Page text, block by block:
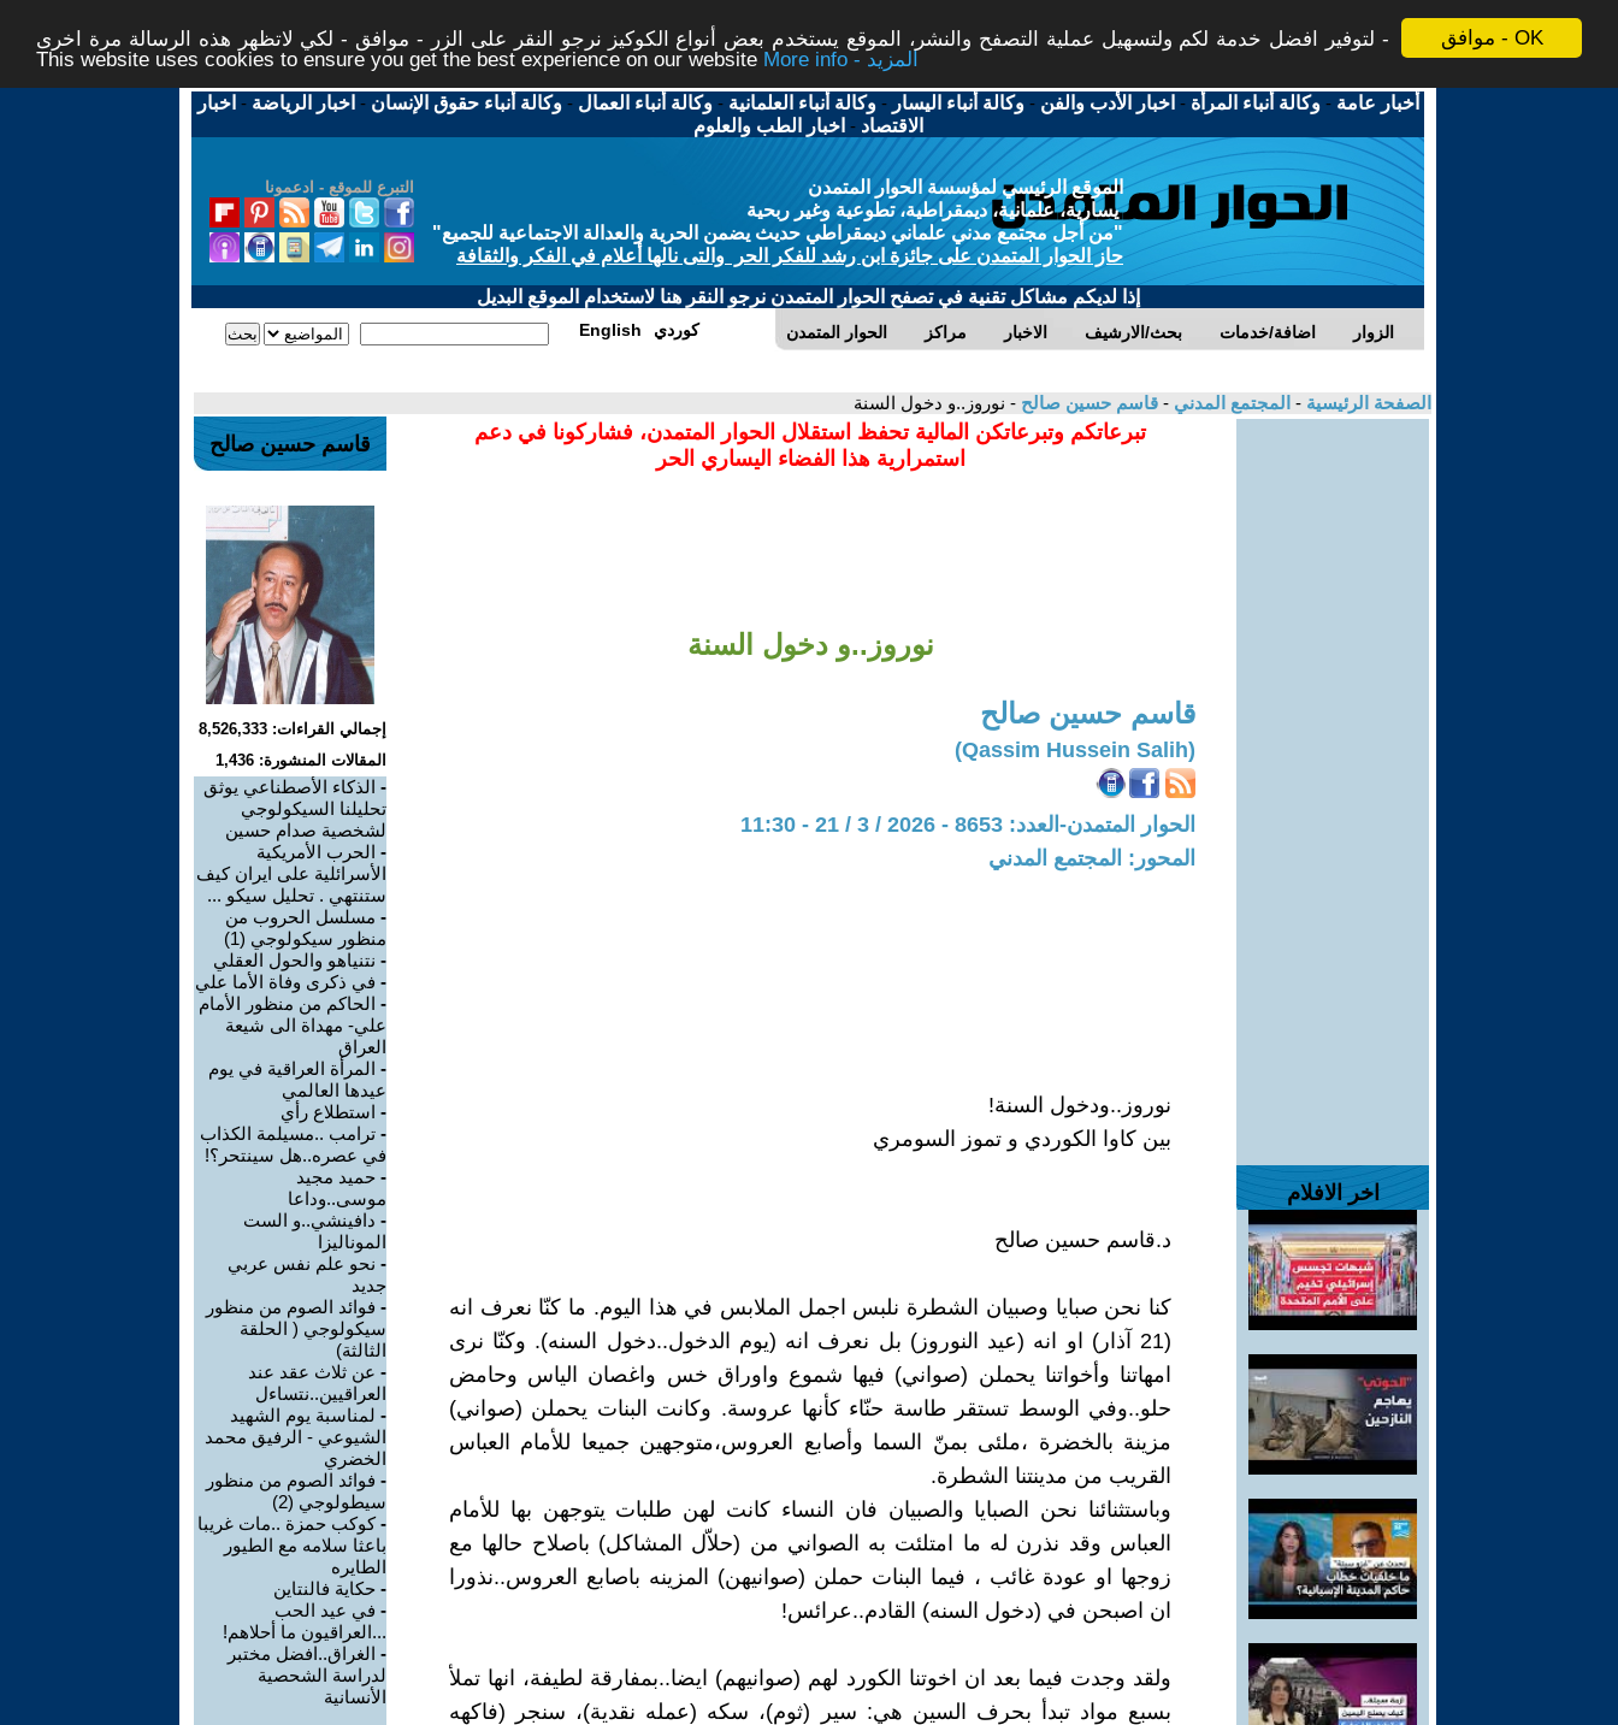
موافق - OK
لتوفير افضل خدمة لكم ولتسهيل عملية التصفح والنشر، الموقع يستخدم بعض أنواع الكوكيز نرجو النقر على الزر - موافق - لكي لاتظهر هذه الرسالة مرة اخرى -
This website uses cookies to ensure you get the best experience on our website
More info - المزيد
أخبار عامة -وكالة أنباء المرأة - اخبار الأدب والفن -وكالة أنباء اليسار -وكالة أنباء العلمانية -وكالة أنباء العمال -وكالة أنباء حقوق الإنسان - اخبار الرياضة - اخبار
الاقتصاد - اخبار الطب والعلوم
التبرع للموقع - ادعمونا
الموقع الرئيسي لمؤسسة الحوار المتمدن
يسارية، علمانية، ديمقراطية، تطوعية وغير ربحية
"من أجل مجتمع مدني علماني ديمقراطي حديث يضمن الحرية والعدالة الاجتماعية للجميع"
حاز الحوار المتمدن على جائزة ابن رشد للفكر الحر والتى نالها أعلام في الفكر والثقافة
إذا لديكم مشاكل تقنية في تصفح الحوار المتمدن نرجو النقر هنا لاستخدام الموقع البديل
الحوار المتمدن مراكز الاخبار بحث/الارشيف اضافة/خدمات الزوار English كوردي
الصفحة الرئيسية - المجتمع المدني - قاسم حسين صالح - نوروز..و دخول السنة
اخر الافلام
تبرعاتكم وتبرعاتكن المالية تحفظ استقلال الحوار المتمدن، فشاركونا في دعم
استمرارية هذا الفضاء اليساري الحر
نوروز..و دخول السنة
قاسم حسين صالح
(Qassim Hussein Salih)
الحوار المتمدن-العدد: 8653 - 2026 / 3 / 21 - 11:30
المحور: المجتمع المدني
نوروز..ودخول السنة!
بين كاوا الكوردي و تموز السومري
د.قاسم حسين صالح
كنا نحن صبايا وصبيان الشطرة نلبس اجمل الملابس في هذا اليوم. ما كنّا نعرف انه
(21 آذار) او انه (عيد النوروز) بل نعرف انه (يوم الدخول..دخول السنه). وكنّا نرى
امهاتنا وأخواتنا يحملن (صواني) فيها شموع واوراق خس واغصان الياس وحامض
حلو..وفي الوسط تستقر طاسة حنّاء كأنها عروسة. وكانت البنات يحملن (صواني)
مزينة بالخضرة ،ملئى بمنّ السما وأصابع العروس،متوجهين جميعا للأمام العباس
القريب من مدينتنا الشطرة.
وباستثنائنا نحن الصبايا والصبيان فان النساء كانت لهن طلبات يتوجهن بها للأمام
العباس وقد نذرن له ما امتلئت به الصواني من (حلاّل المشاكل) باصلاح حالها مع
زوجها او عودة غائب ، فيما البنات حملن (صوانيهن) المزينه باصابع العروس..نذورا
ان اصبحن في (دخول السنه) القادم..عرائس!
ولقد وجدت فيما بعد ان اخوتنا الكورد لهم (صوانيهم) ايضا..بمفارقة لطيفة، انها تملأ
بسبع مواد تبدأ بحرف السين هي: سير (ثوم)، سكه (عمله نقدية)، سنجر (فاكهه
قاسم حسين صالح
إجمالي القراءات: 8,526,333
المقالات المنشورة: 1,436
- الذكاء الأصطناعي يوثق
تحليلنا السيكولوجي
لشخصية صدام حسين
- الحرب الأمريكية
الأسرائلية على ايران كيف
ستنتهي . تحليل سيكو ...
- مسلسل الحروب من
منظور سيكولوجي (1)
- نتنياهو والحول العقلي
- في ذكرى وفاة الأما علي
- الحاكم من منظور الأمام
علي- مهداة الى شيعة
العراق
- المرأة العراقية في يوم
عيدها العالمي
- استطلاع رأي
- ترامب ..مسيلمة الكذاب
في عصره..هل سينتحر؟!
- حميد مجيد
موسى..وداعا
- دافينشي..و الست
الموناليزا
- نحو علم نفس عربي
جديد
- فوائد الصوم من منظور
سيكولوجي ( الحلقة
الثالثة)
- عن ثلاث عقد عند
العراقيين..نتساءل
- لمناسبة يوم الشهيد
الشيوعي - الرفيق محمد
الخضري
- فوائد الصوم من منظور
سيطولوجي (2)
-كوكب حمزة ..مات غريبا
باعثا سلامه مع الطيور
الطايره
- حكاية فالنتاين
- في عيد الحب
...العراقيون ما أحلاهم!
- الغراق..افضل مختبر
لدراسة الشحصية
الأنسانية